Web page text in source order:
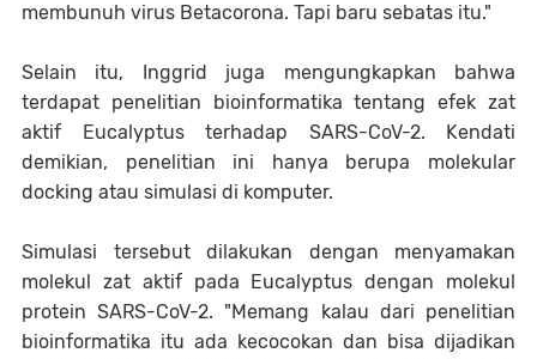
membunuh virus Betacorona. Tapi baru sebatas itu."
Selain itu, Inggrid juga mengungkapkan bahwa
terdapat penelitian bioinformatika tentang efek zat
aktif Eucalyptus terhadap SARS-CoV-2. Kendati
demikian, penelitian ini hanya berupa molekular
docking atau simulasi di komputer.
Simulasi tersebut dilakukan dengan menyamakan
molekul zat aktif pada Eucalyptus dengan molekul
protein SARS-CoV-2. "Memang kalau dari penelitian
bioinformatika itu ada kecocokan dan bisa dijadikan